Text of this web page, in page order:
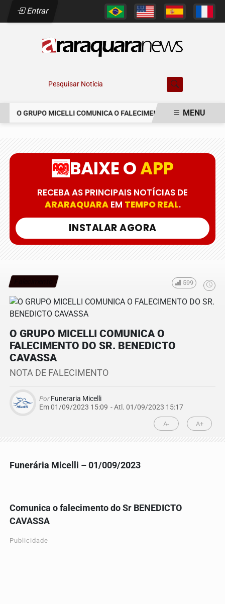
Entrar
Pesquisar Notícia
O GRUPO MICELLI COMUNICA O FALECIMENTO DO SR. MARCELO
MENU
BAIXE OAPP
RECEBA AS PRINCIPAIS NOTÍCIAS DE
ARARAQUARAEM TEMPO REAL.
INSTALAR AGORA
599
O GRUPO MICELLI COMUNICA O
FALECIMENTO DO SR. BENEDICTO
CAVASSA
NOTA DE FALECIMENTO
PorFuneraria Micelli
Em 01/09/2023 15:09 - Atl. 01/09/2023 15:17
A- A+
Funerária Micelli – 01/009/2023
Comunica o falecimento do Sr BENEDICTO
CAVASSA
Publicidade